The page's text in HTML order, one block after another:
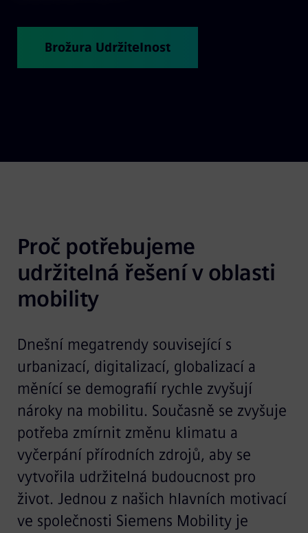
Brožura Udržitelnost
Proč potřebujeme
udržitelná řešení v oblasti
mobility
Dnešní megatrendy související s
urbanizací, digitalizací, globalizací a
měnící se demografií rychle zvyšují
nároky na mobilitu. Současně se zvyšuje
potřeba zmírnit změnu klimatu a
vyčerpání přírodních zdrojů, aby se
vytvořila udržitelná budoucnost pro
život. Jednou z našich hlavních motivací
ve společnosti Siemens Mobility je